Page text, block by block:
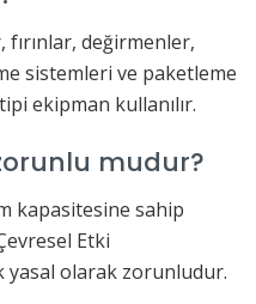
fırınlar, değirmenler,
sistemleri ve paketleme
ekipman kullanılır.
mudur?
kapasitesine sahip
Etki
yasal olarak zorunludur.